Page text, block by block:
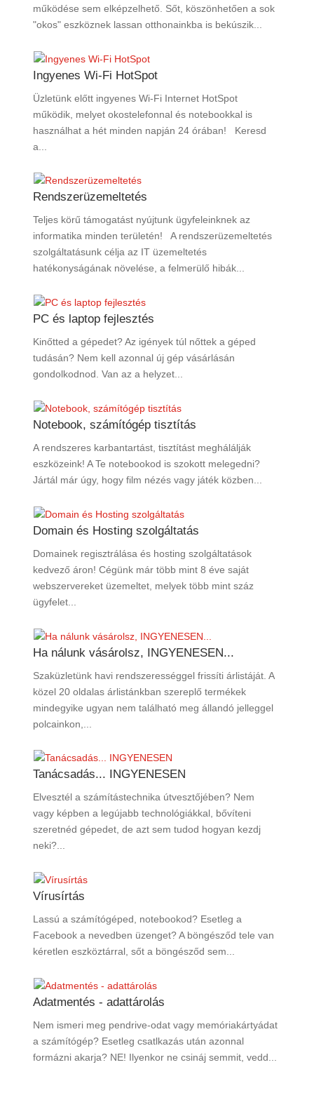
működése sem elképzelhető. Sőt, köszönhetően a sok
"okos" eszköznek lassan otthonainkba is bekúszik...
Ingyenes Wi-Fi HotSpot
Üzletünk előtt ingyenes Wi-Fi Internet HotSpot
működik, melyet okostelefonnal és notebookkal is
használhat a hét minden napján 24 órában! Keresd
a...
Rendszerüzemeltetés
Teljes körű támogatást nyújtunk ügyfeleinknek az
informatika minden területén! A rendszerüzemeltetés
szolgáltatásunk célja az IT üzemeltetés
hatékonyságának növelése, a felmerülő hibák...
PC és laptop fejlesztés
Kinőtted a gépedet? Az igények túl nőttek a géped
tudásán? Nem kell azonnal új gép vásárlásán
gondolkodnod. Van az a helyzet...
Notebook, számítógép tisztítás
A rendszeres karbantartást, tisztítást meghálálják
eszközeink! A Te notebookod is szokott melegedni?
Jártál már úgy, hogy film nézés vagy játék közben...
Domain és Hosting szolgáltatás
Domainek regisztrálása és hosting szolgáltatások
kedvező áron! Cégünk már több mint 8 éve saját
webszervereket üzemeltet, melyek több mint száz
ügyfelet...
Ha nálunk vásárolsz, INGYENESEN...
Szaküzletünk havi rendszerességgel frissíti árlistáját. A
közel 20 oldalas árlistánkban szereplő termékek
mindegyike ugyan nem található meg állandó jelleggel
polcainkon,...
Tanácsadás... INGYENESEN
Elvesztél a számítástechnika útvesztőjében? Nem
vagy képben a legújabb technológiákkal, bővíteni
szeretnéd gépedet, de azt sem tudod hogyan kezdj
neki?...
Vírusírtás
Lassú a számítógéped, notebookod? Esetleg a
Facebook a nevedben üzenget? A böngésződ tele van
kéretlen eszköztárral, sőt a böngésződ sem...
Adatmentés - adattárolás
Nem ismeri meg pendrive-odat vagy memóriakártyádat
a számítógép? Esetleg csatlkazás után azonnal
formázni akarja? NE! Ilyenkor ne csináj semmit, vedd...